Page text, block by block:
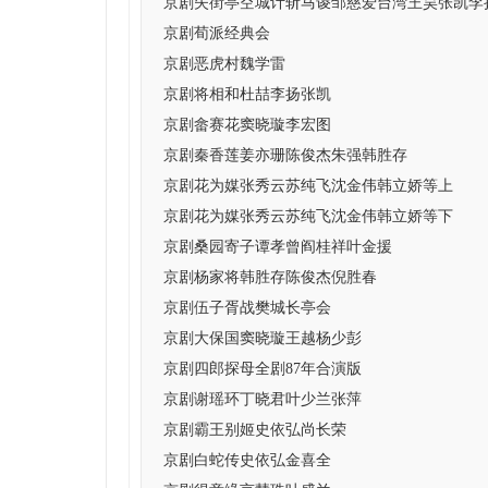
京剧荀派经典会
京剧恶虎村魏学雷
京剧将相和杜喆李扬张凯
京剧畲赛花窦晓璇李宏图
京剧秦香莲姜亦珊陈俊杰朱强韩胜存
京剧花为媒张秀云苏纯飞沈金伟韩立娇等上
京剧花为媒张秀云苏纯飞沈金伟韩立娇等下
京剧桑园寄子谭孝曾阎桂祥叶金援
京剧杨家将韩胜存陈俊杰倪胜春
京剧伍子胥战樊城长亭会
京剧大保国窦晓璇王越杨少彭
京剧四郎探母全剧87年合演版
京剧谢瑶环丁晓君叶少兰张萍
京剧霸王别姬史依弘尚长荣
京剧白蛇传史依弘金喜全